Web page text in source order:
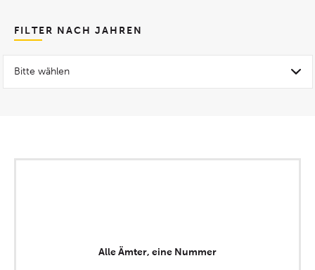
FILTER NACH JAHREN
Bitte wählen
Alle Ämter, eine Nummer